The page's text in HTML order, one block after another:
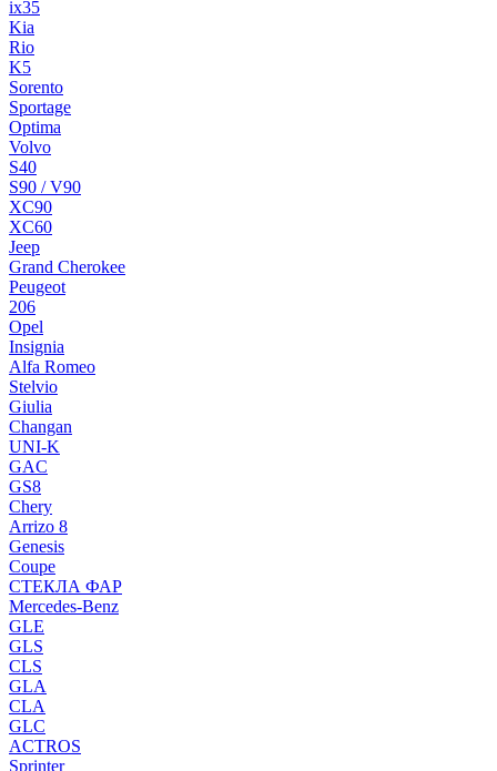
ix35
Kia
Rio
K5
Sorento
Sportage
Optima
Volvo
S40
S90 / V90
XC90
XC60
Jeep
Grand Cherokee
Peugeot
206
Opel
Insignia
Alfa Romeo
Stelvio
Giulia
Changan
UNI-K
GAC
GS8
Chery
Arrizo 8
Genesis
Coupe
СТЕКЛА ФАР
Mercedes-Benz
GLE
GLS
CLS
GLA
CLA
GLC
ACTROS
Sprinter